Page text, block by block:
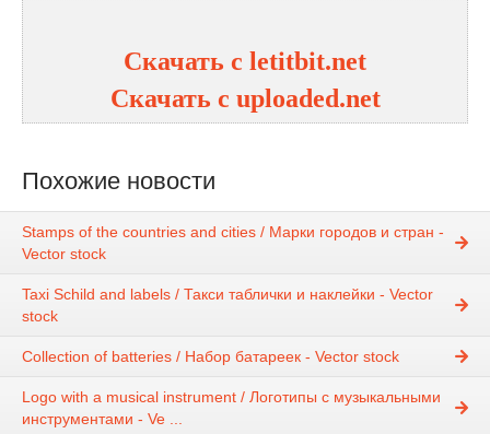
Скачать с letitbit.net
Скачать с uploaded.net
Похожие новости
Stamps of the countries and cities / Марки городов и стран -
Vector stock
Taxi Schild and labels / Такси таблички и наклейки - Vector
stock
Collection of batteries / Набор батареек - Vector stock
Logo with a musical instrument / Логотипы с музыкальными
инструментами - Ve ...